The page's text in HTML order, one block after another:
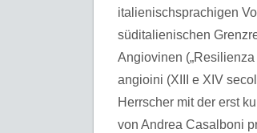
italienischsprachigen
süditalienischen
Angiovinen
angioini (XIII e XIV
Herrscher mit der erst
von Andrea Casalboni